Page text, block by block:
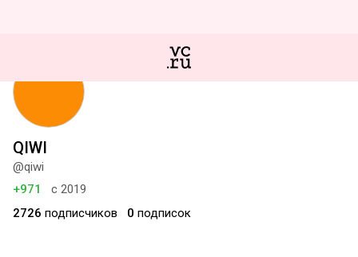
QIWI
@qiwi
+971
с 2019
2726 подписчиков 0 подписок